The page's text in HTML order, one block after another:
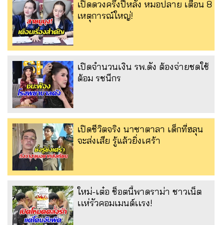
เปิดดวงครึ่งปีหลัง หมอปลาย เตือน 8
เหตุการณ์ใหญ่!
เปิดจำนวนเงิน รพ.ดัง ต้องจ่ายชดใช้
ต้อม รชนีกร
เปิดชีวิตจริง นาซาตาลา เด็กที่ฮลุน
จะส่งเสีย รู้แล้วยิ่งเศร้า
ใหม่-เต๋อ ช็อตนี้พาดราม่า ชาวเน็ต
เเห่รัวคอมเมนต์เเรง!